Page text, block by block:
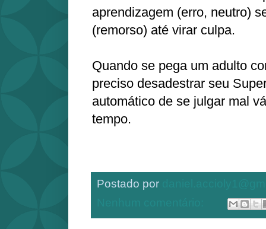
aprendizagem (erro, neutro)
(remorso) até virar culpa.
Quando se pega um adulto
preciso desadestrar seu
automático de se julgar mal
tempo.
Postado por